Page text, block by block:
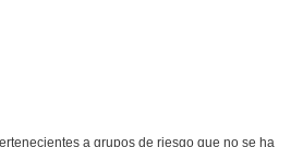
a grupos de riesgo que no se ha